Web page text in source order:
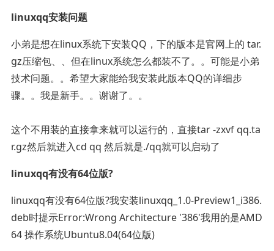
linuxqq安装问题
小弟是想在linux系统下安装QQ，下的版本是官网上的 tar.
gz压缩包、、但在linux系统怎么都装不了。。可能是小弟
技术问题。。希望大家能给我安装此版本QQ的详细步
骤。。我是新手。。谢谢了。。
这个不用装的直接拿来就可以运行的，直接tar -zxvf qq.ta
r.gz然后就进入cd qq 然后就是./qq就可以启动了
linuxqq有没有64位版?
linuxqq有没有64位版?我安装linuxqq_1.0-Preview1_i386.
deb时提示Error:Wrong Architecture '386'我用的是AMD
64 操作系统Ubuntu8.04(64位版)